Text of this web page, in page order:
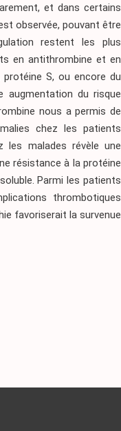
et dans certains
observée, pouvant être
restent les plus
en antithrombine et en
S, ou encore du
augmentation du risque
nous a permis de
chez les patients
les malades révèle une
résistance à la protéine
Parmi les patients
thrombotiques
favoriserait la survenue